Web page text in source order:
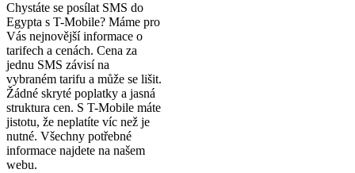
Chystáte se posílat SMS do
Egypta s T-Mobile? Máme pro
Vás nejnovější informace o
tarifech a cenách. Cena za
jednu SMS závisí na
vybraném tarifu a může se lišit.
Žádné skryté poplatky a jasná
struktura cen. S T-Mobile máte
jistotu, že neplatíte víc než je
nutné. Všechny potřebné
informace najdete na našem
webu.